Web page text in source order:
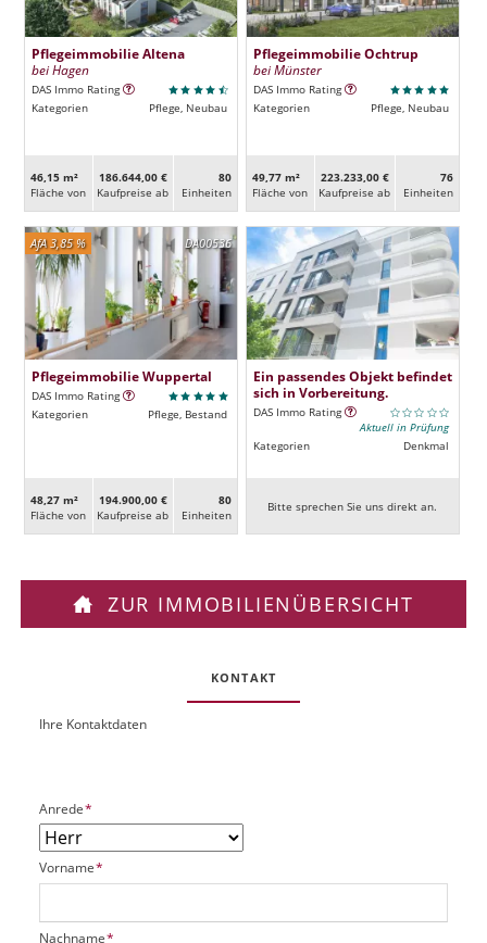
Pflegeimmobilie Altena
bei Hagen
DAS Immo Rating
Kategorien
Pflege, Neubau
46,15 m²
Fläche von
186.644,00 €
Kaufpreise ab
80
Ein­heiten
Pflegeimmobilie Ochtrup
bei Münster
DAS Immo Rating
Kategorien
Pflege, Neubau
49,77 m²
Fläche von
223.233,00 €
Kaufpreise ab
76
Ein­heiten
DA00536
AfA 3,85 %
Pflegeimmobilie Wuppertal
DAS Immo Rating
Kategorien
Pflege, Bestand
48,27 m²
Fläche von
194.900,00 €
Kaufpreise ab
80
Ein­heiten
Ein passendes Objekt befindet
sich in Vorbereitung.
DAS Immo Rating
Aktuell in Prüfung
Kategorien
Denkmal
Bitte sprechen Sie uns direkt an.
ZUR IMMOBILIENÜBERSICHT
KONTAKT
O
k
P
t
UIhre Kontaktdaten
P
f
l
i
c
t
Anrede*
P
f
i
Vorname*
P
Nachname*